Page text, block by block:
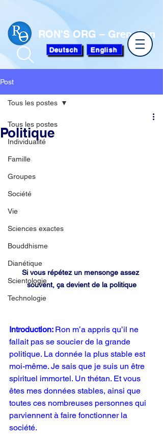
RON'S ORG – Grenchen
Deutsch English
Post
Tous les postes
Individualité
Famille
Groupes
Société
Vie
Sciences exactes
Bouddhisme
Dianétique
Scientologie
Technologie
Tous les postes
Politique
Si vous répétez un mensonge assez
souvent, ça devient de la politique
Introduction: Ron m’a appris qu’il ne
fallait pas se soucier de la grande
politique. La donnée la plus stable est
moi-même. Je sais que je suis un être
spirituel immortel. Un thétan. Et vous
êtes mes données stables, ainsi que
toutes ces nombreuses personnes qui
parviennent à faire fonctionner la
société.